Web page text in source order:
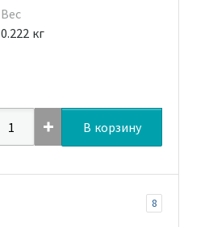
Вес
0.222 кг
В корзину
8